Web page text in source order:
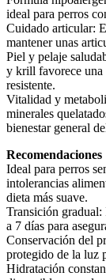
ideal para perros
Cuidado articular:
mantener unas
Piel y pelaje
y krill favorece una
resistente.
Vitalidad y
minerales
bienestar general
Recomendaciones
Ideal para perros
intolerancias
dieta más suave.
Transición
a 7 días para
Conservación del
protegido de la luz
Hidratación